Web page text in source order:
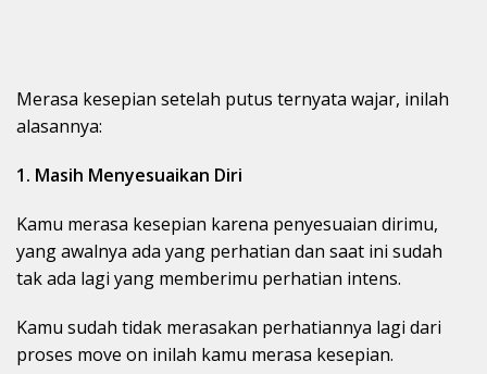
Merasa kesepian setelah putus ternyata wajar, inilah
alasannya:
1. Masih Menyesuaikan Diri
Kamu merasa kesepian karena penyesuaian dirimu,
yang awalnya ada yang perhatian dan saat ini sudah
tak ada lagi yang memberimu perhatian intens.
Kamu sudah tidak merasakan perhatiannya lagi dari
proses move on inilah kamu merasa kesepian.